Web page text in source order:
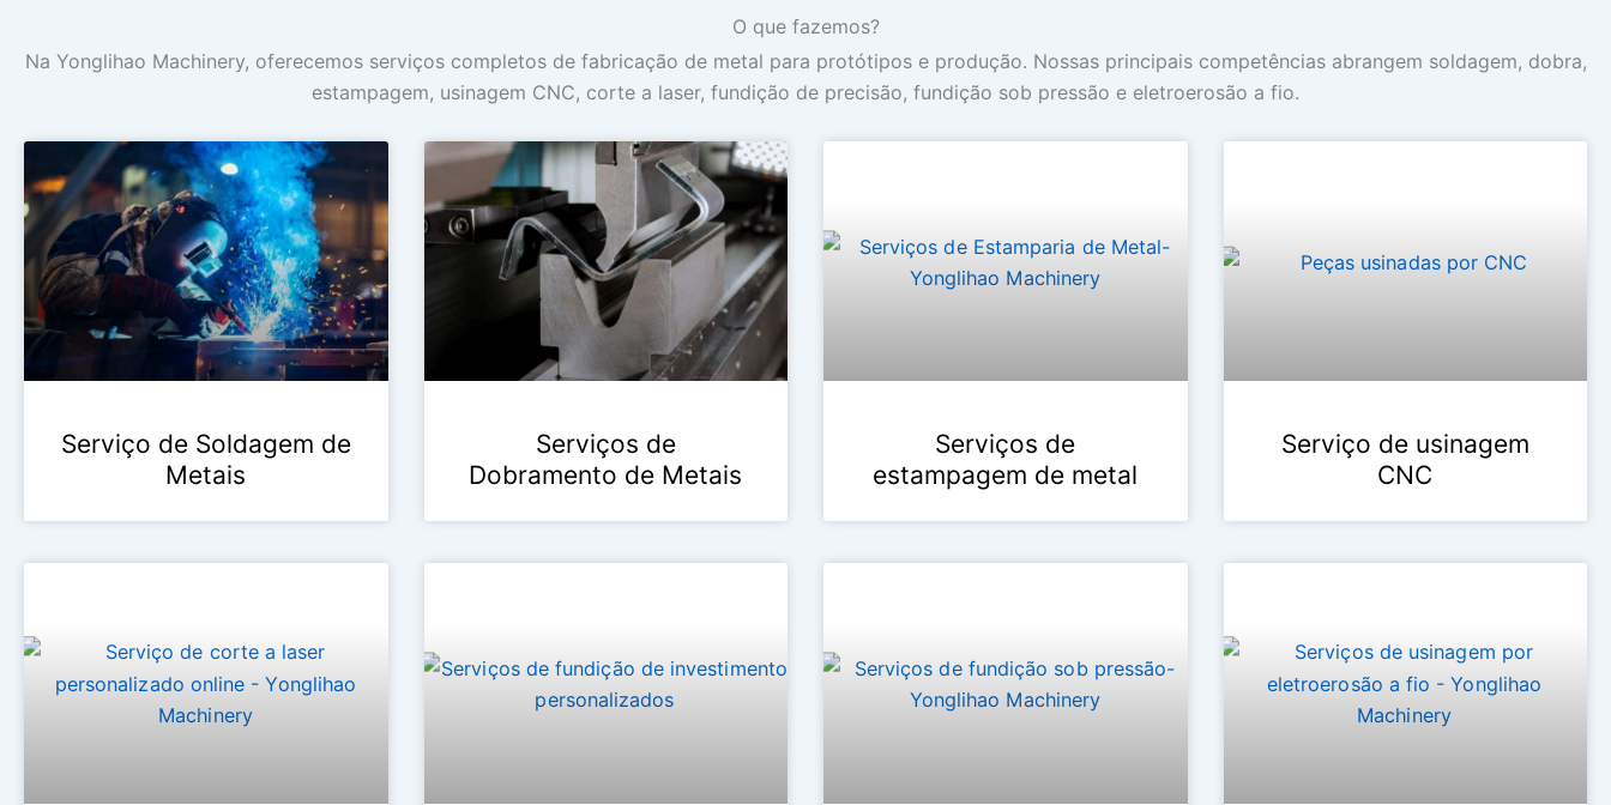
O que fazemos?
Na Yonglihao Machinery, oferecemos serviços completos de fabricação de metal para protótipos e produção. Nossas principais competências abrangem soldagem, dobra,
estampagem, usinagem CNC, corte a laser, fundição de precisão, fundição sob pressão e eletroerosão a fio.
Serviço de Soldagem de
Metais
Serviços de
Dobramento de Metais
Serviços de
estampagem de metal
Serviço de usinagem
CNC